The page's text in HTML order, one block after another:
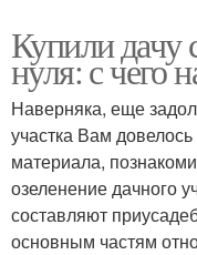
Купили дачу
нуля: с чего
Наверняка, еще
участка Вам
материала,
озеленение дачного
составляют
основным частям